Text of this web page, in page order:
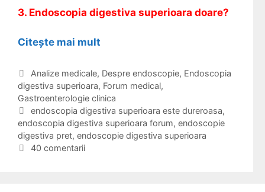
3. Endoscopia digestiva superioara doare?
Citește mai mult
d
o
s
c
o
C
a
t
e
g
o
r
Analize medicale, Despre endoscopie, Endoscopia
digestiva superioara, Forum medical,
Gastroenterologie clinica
E
t
i
c
endoscopia digestiva superioara este dureroasa,
endoscopia digestiva superioara forum, endoscopie
digestiva pret, endoscopie digestiva superioara
40 comentarii